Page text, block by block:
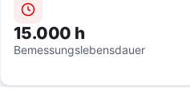
15.000 h
Bemessungslebensdauer